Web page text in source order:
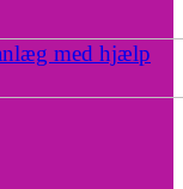
med hjælp